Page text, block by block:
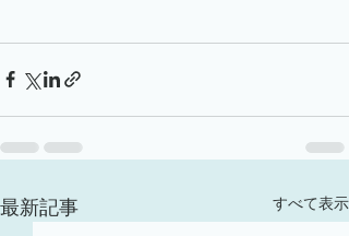
最新記事 すべて表示